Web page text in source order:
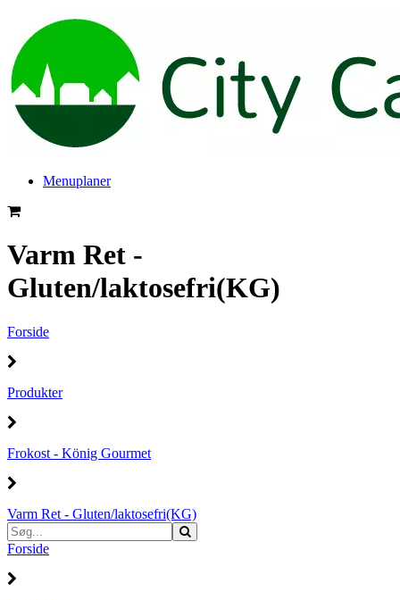
Menuplaner
Varm Ret -
Gluten/laktosefri(KG)
Forside
Produkter
Frokost - König Gourmet
Varm Ret - Gluten/laktosefri(KG)
Forside